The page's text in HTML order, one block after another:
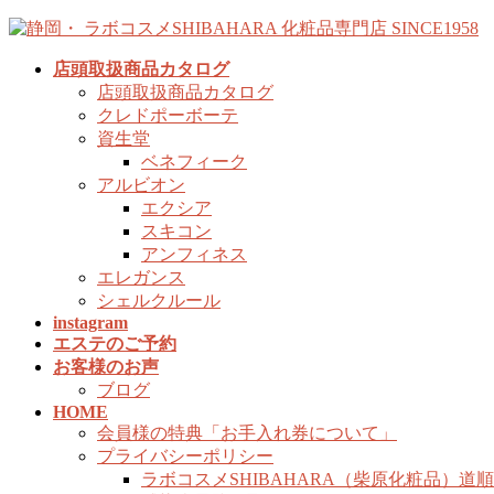
コ
ナ
店頭取扱商品カタログ
店頭取扱商品カタログ
クレドポーボーテ
資生堂
ベネフィーク
アルビオン
エクシア
スキコン
アンフィネス
エレガンス
シェルクルール
instagram
エステのご予約
お客様のお声
ブログ
HOME
会員様の特典「お手入れ券について」
プライバシーポリシー
ラボコスメSHIBAHARA（柴原化粧品）道順